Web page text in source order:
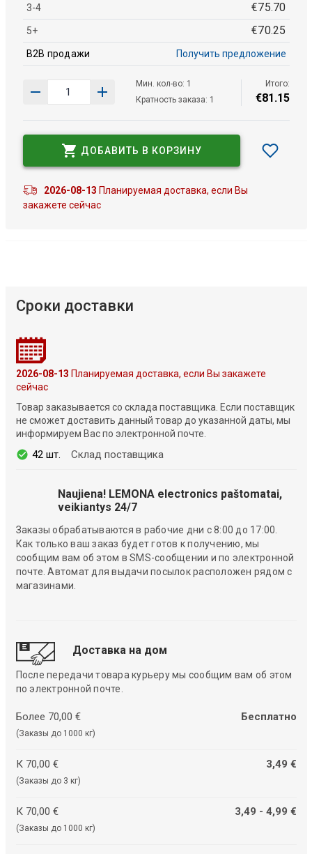
3-4 €75.70
5+ €70.25
B2B продажи Получить предложение
Мин. кол-во: 1
Кратность заказа: 1
Итого:
€81 .15
ДОБАВИТЬ В КОРЗИНУ
2026-08-13 Планируемая доставка, если Вы
закажете сейчас
Сроки доставки
2026-08-13 Планируемая доставка, если Вы закажете
сейчас
Товар заказывается со склада поставщика. Если поставщик
не сможет доставить данный товар до указанной даты, мы
информируем Вас по электронной почте.
42 шт. Склад поставщика
Naujiena! LEMONA electronics paštomatai,
veikiantys 24/7
Заказы обрабатываются в рабочие дни с 8:00 до 17:00.
Как только ваш заказ будет готов к получению, мы
сообщим вам об этом в SMS-сообщении и по электронной
почте. Автомат для выдачи посылок расположен рядом с
магазинами.
Доставка на дом
После передачи товара курьеру мы сообщим вам об этом
по электронной почте.
Более 70,00 €
(Заказы до 1000 кг)
Бесплатно
К 70,00 €
(Заказы до 3 кг)
3,49 €
К 70,00 €
(Заказы до 1000 кг)
3,49 - 4,99 €